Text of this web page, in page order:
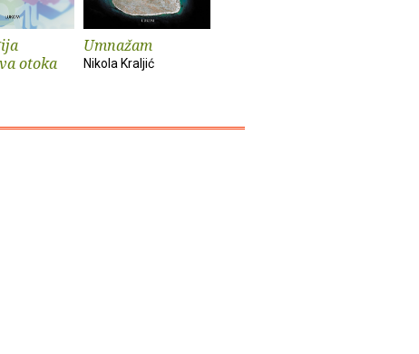
otoka
Umnažam
Nikola Kraljić